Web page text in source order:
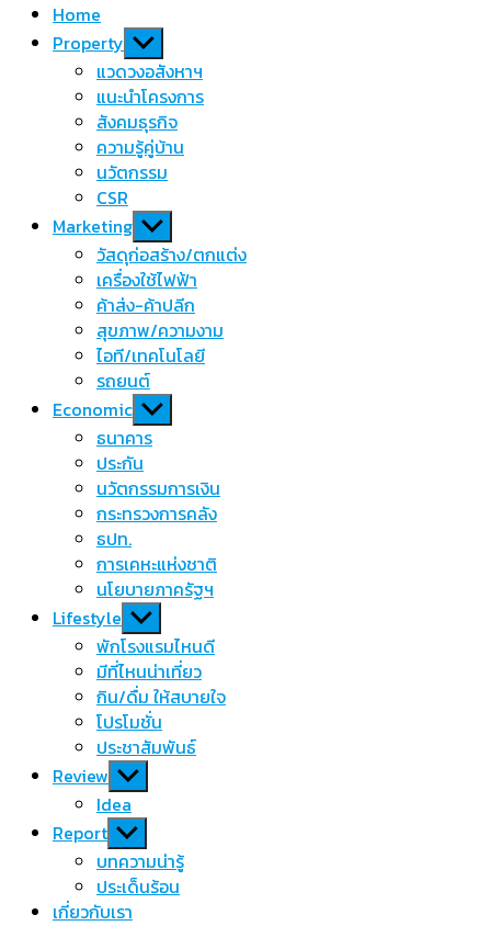
Home
Property Show
sub
menu
แวดวงอสังหาฯ
แนะนำโครงการ
สังคมธุรกิจ
ความรู้คู่บ้าน
นวัตกรรม
CSR
Marketing Show
sub
menu
วัสดุก่อสร้าง/ตกแต่ง
เครื่องใช้ไฟฟ้า
ค้าส่ง-ค้าปลีก
สุขภาพ/ความงาม
ไอที/เทคโนโลยี
รถยนต์
Economic Show
sub
menu
ธนาคาร
ประกัน
นวัตกรรมการเงิน
กระทรวงการคลัง
ธปท.
การเคหะแห่งชาติ
นโยบายภาครัฐฯ
Lifestyle Show
sub
menu
พักโรงแรมไหนดี
มีที่ไหนน่าเที่ยว
กิน/ดื่ม ให้สบายใจ
โปรโมชั่น
ประชาสัมพันธ์
Review Show
sub
menu
Idea
Report Show
sub
menu
บทความน่ารู้
ประเด็นร้อน
เกี่ยวกับเรา